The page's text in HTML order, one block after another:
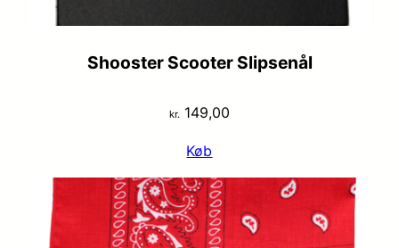
Shooster Scooter Slipsenål
kr. 149,00
Køb